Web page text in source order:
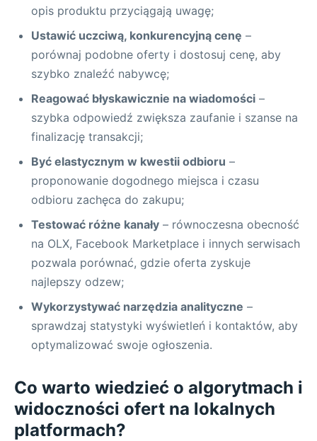
opis produktu przyciągają uwagę;
Ustawić uczciwą, konkurencyjną cenę –
porównaj podobne oferty i dostosuj cenę, aby
szybko znaleźć nabywcę;
Reagować błyskawicznie na wiadomości –
szybka odpowiedź zwiększa zaufanie i szanse na
finalizację transakcji;
Być elastycznym w kwestii odbioru –
proponowanie dogodnego miejsca i czasu
odbioru zachęca do zakupu;
Testować różne kanały – równoczesna obecność
na OLX, Facebook Marketplace i innych serwisach
pozwala porównać, gdzie oferta zyskuje
najlepszy odzew;
Wykorzystywać narzędzia analityczne –
sprawdzaj statystyki wyświetleń i kontaktów, aby
optymalizować swoje ogłoszenia.
Co warto wiedzieć o algorytmach i
widoczności ofert na lokalnych
platformach?